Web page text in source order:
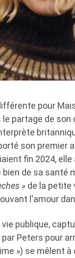
pour
partage de son
son premier
fin 2024,
de sa santé
» de la petite
l'amour
vie publique,
Peters pour
») se mêlent